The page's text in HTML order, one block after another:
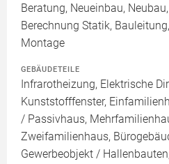
Beratung, Neueinbau,
Berechnung Statik,
Montage
GEBÄUDETEILE
Infrarotheizung, Elektrische
Kunststofffenster,
/ Passivhaus,
Zweifamilienhaus,
Gewerbeobjekt /